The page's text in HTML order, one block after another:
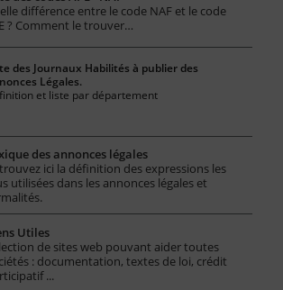
différence entre le code NAF et le code
? Comment le trouver…
des Journaux Habilités à publier des
Légales.
et liste par département
des annonces légales
ici la définition des expressions les
utilisées dans les annonces légales et
Utiles
de sites web pouvant aider toutes
: documentation, textes de loi, crédit
...